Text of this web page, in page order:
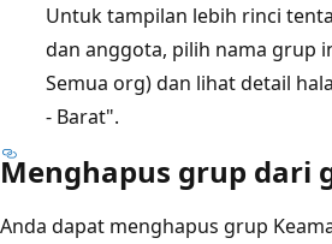
Untuk tampilan lebih rinci
dan anggota, pilih nama grup
Semua org) dan lihat detail
- Barat".
Menghapus grup dari
Anda dapat menghapus grup